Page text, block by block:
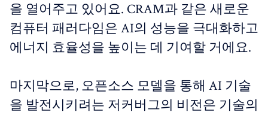
을 열어주고 있어요. CRAM과 같은 새로운
컴퓨터 패러다임은 AI의 성능을 극대화하고
에너지 효율성을 높이는 데 기여할 거에요.
마지막으로, 오픈소스 모델을 통해 AI 기술
을 발전시키려는 저커버그의 비전은 기술의